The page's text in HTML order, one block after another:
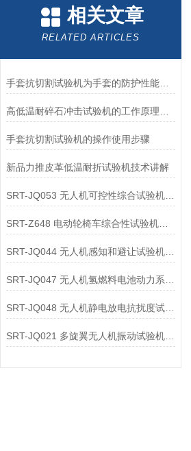
相关文章
RELATED ARTICLES
手套抗切割试验机为手套的防护性能提供了客观数据
手套抗切割试验机的操作使用步骤
新品力推皮革低温耐折试验机技术讲解
SRT-JQ053 无人机可控性综合试验机的应用领域介绍
SRT-Z648 电动轮椅车综合性试验机可以用在哪些方面
SRT-JQ044 无人机感知和避让试验机的应用领域有哪些
SRT-JQ048 无人机静电放电抗扰度试验机有哪些特点
SRT-JQ021 多旋翼无人机振动试验机简单介绍 质量保证